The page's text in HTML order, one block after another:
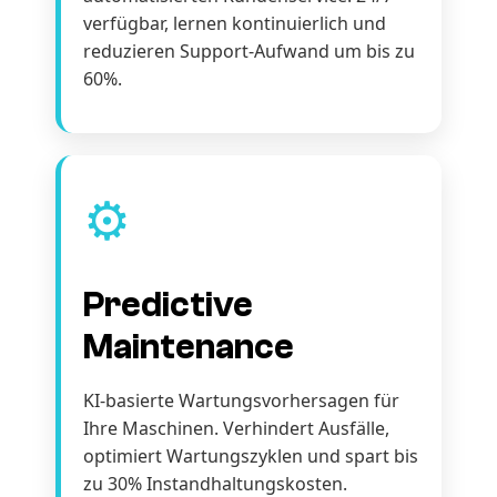
verfügbar, lernen kontinuierlich und
reduzieren Support-Aufwand um bis zu
60%.
⚙️
Predictive
Maintenance
KI-basierte Wartungsvorhersagen für
Ihre Maschinen. Verhindert Ausfälle,
optimiert Wartungszyklen und spart bis
zu 30% Instandhaltungskosten.